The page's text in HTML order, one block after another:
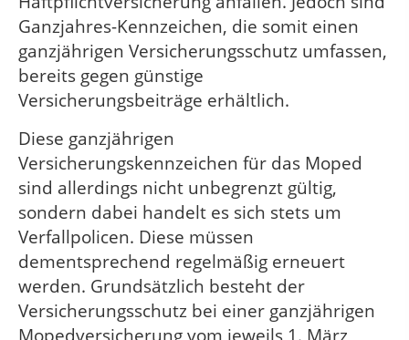
Ganzjahres-Kennzeichen, die somit einen
ganzjährigen Versicherungsschutz umfassen,
bereits gegen günstige
Versicherungsbeiträge erhältlich.
Diese ganzjährigen
Versicherungskennzeichen für das Moped
sind allerdings nicht unbegrenzt gültig,
sondern dabei handelt es sich stets um
Verfallpolicen. Diese müssen
dementsprechend regelmäßig erneuert
werden. Grundsätzlich besteht der
Versicherungsschutz bei einer ganzjährigen
Mopedversicherung vom jeweils 1. März